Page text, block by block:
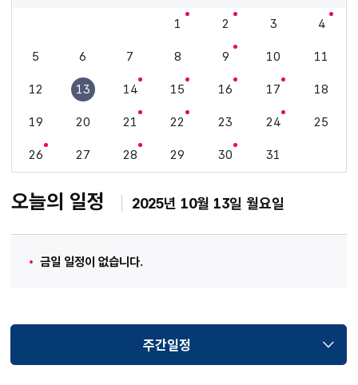
1 2 3 4
5 6 7 8 9 10 11
12 13 14 15 16 17 18
19 20 21 22 23 24 25
26 27 28 29 30 31
오늘의 일정 2025년 10월 13일 월요일
금일 일정이 없습니다.
주간일정
선택됨